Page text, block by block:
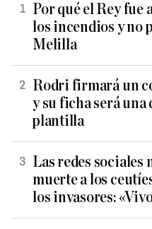
Por qué el Rey fue
los incendios y no
Melilla
Rodri firmará un
y su ficha será una
plantilla
Las redes sociales
muerte a los
los invasores: